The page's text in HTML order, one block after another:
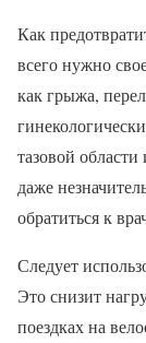
Как
всего нужно
как грыжа,
тазовой
даже
обратиться к
Следует
Это снизит
поездках на